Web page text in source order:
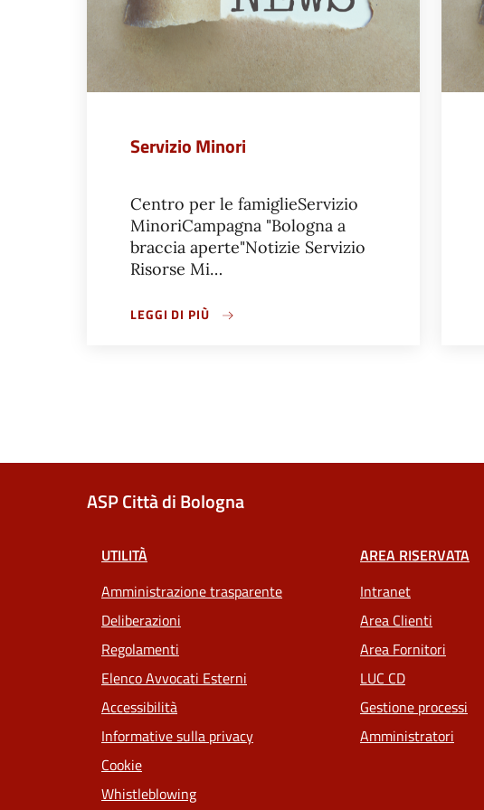
Servizio Minori
Centro per le famiglieServizio
MinoriCampagna "Bologna a
braccia aperte"Notizie Servizio
Risorse Mi…
LEGGI DI PIÙ
ASP Città di Bologna
UTILITÀ
Amministrazione trasparente
Deliberazioni
Regolamenti
Elenco Avvocati Esterni
Accessibilità
Informative sulla privacy
Cookie
Whistleblowing
AREA RISERVATA
Intranet
Area Clienti
Area Fornitori
LUC CD
Gestione processi
Amministratori